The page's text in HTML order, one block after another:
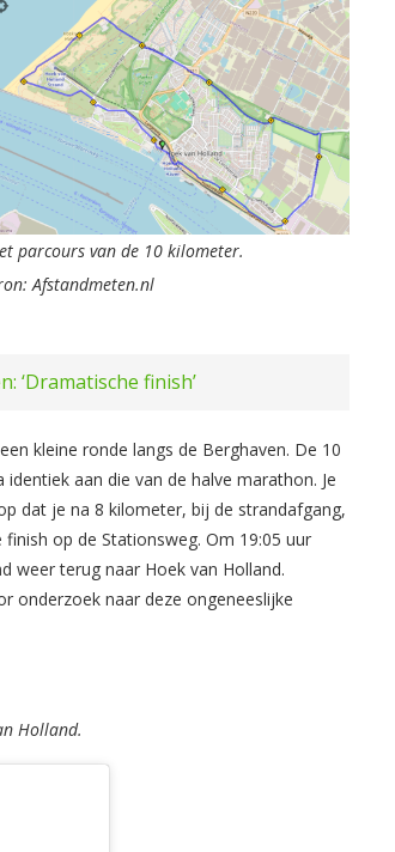
parcours van de 10 kilometer.
Afstandmeten.nl
‘Dramatische finish’
kleine ronde langs de Berghaven. De 10
aan die van de halve marathon. Je
dat je na 8 kilometer, bij de strandafgang,
op de Stationsweg. Om 19:05 uur
weer terug naar Hoek van Holland.
onderzoek naar deze ongeneeslijke
Holland.